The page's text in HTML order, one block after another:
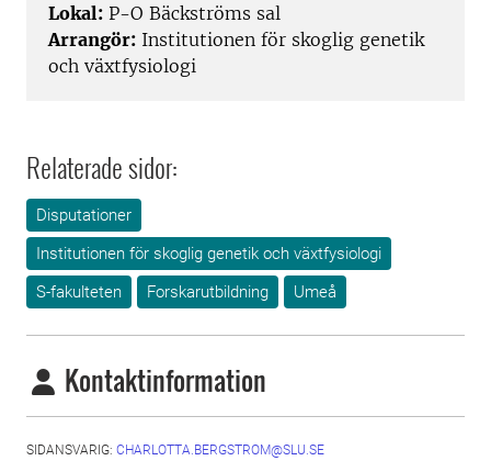
Lokal: P-O Bäckströms sal
Arrangör: Institutionen för skoglig genetik
och växtfysiologi
Relaterade sidor:
Disputationer
Institutionen för skoglig genetik och växtfysiologi
S-fakulteten
Forskarutbildning Umeå
Kontaktinformation
SIDANSVARIG: CHARLOTTA.BERGSTROM@SLU.SE